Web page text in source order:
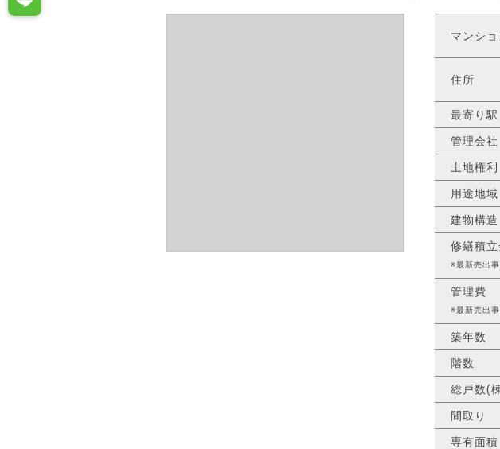
マンショ
住所
最寄り駅
管理会社
土地権利
用途地域
建物構造
修繕積立
※最新売出
管理費
※最新売出
築年数
階数
総戸数(
間取り
専有面積